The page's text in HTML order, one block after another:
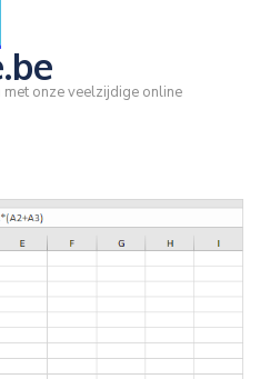
onze veelzijdige online